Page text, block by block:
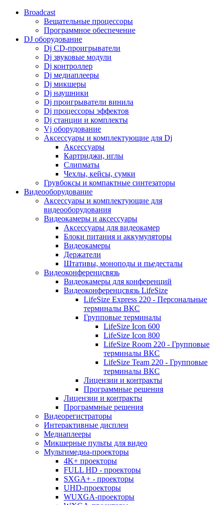
Broadcast
Вещательные процессоры
Программное обеспечение
DJ оборудование
Dj CD-проигрыватели
Dj звуковые модули
Dj контроллер
Dj медиаплееры
Dj микшеры
Dj наушники
Dj проигрыватели винила
Dj процессоры эффектов
Dj станции и комплекты
Vj оборудование
Аксессуары и комплектующие для Dj
Аксессуары
Картриджи, иглы
Слипматы
Чехлы, кейсы, сумки
Грувбоксы и компактные синтезаторы
Видеооборудование
Аксессуары и комплектующие для
видеооборудования
Видеокамеры и аксессуары
Аксессуары для видеокамер
Блоки питания и аккумуляторы
Видеокамеры
Держатели
Штативы, моноподы и пьедесталы
Видеоконференцсвязь
Видеокамеры для конференций
Видеоконференцсвязь LifeSize
LifeSize Express 220 - Персональные
терминалы ВКС
Групповые терминалы
LifeSize Icon 600
LifeSize Icon 800
LifeSize Room 220 - Групповые
терминалы ВКС
LifeSize Team 220 - Групповые
терминалы ВКС
Лицензии и контракты
Программные решения
Лицензии и контракты
Программные решения
Видеорегистраторы
Интерактивные дисплеи
Медиаплееры
Микшерные пульты для видео
Мультимедиа-проекторы
4K+ проекторы
FULL HD - проекторы
SXGA+ - проекторы
UHD-проекторы
WUXGA-проекторы